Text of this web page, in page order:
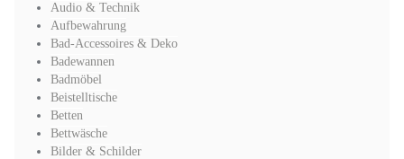
Audio & Technik
Aufbewahrung
Bad-Accessoires & Deko
Badewannen
Badmöbel
Beistelltische
Betten
Bettwäsche
Bilder & Schilder